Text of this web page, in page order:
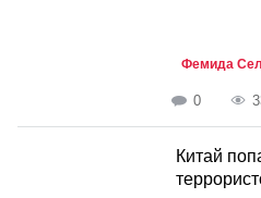
Фемида
0
Китай